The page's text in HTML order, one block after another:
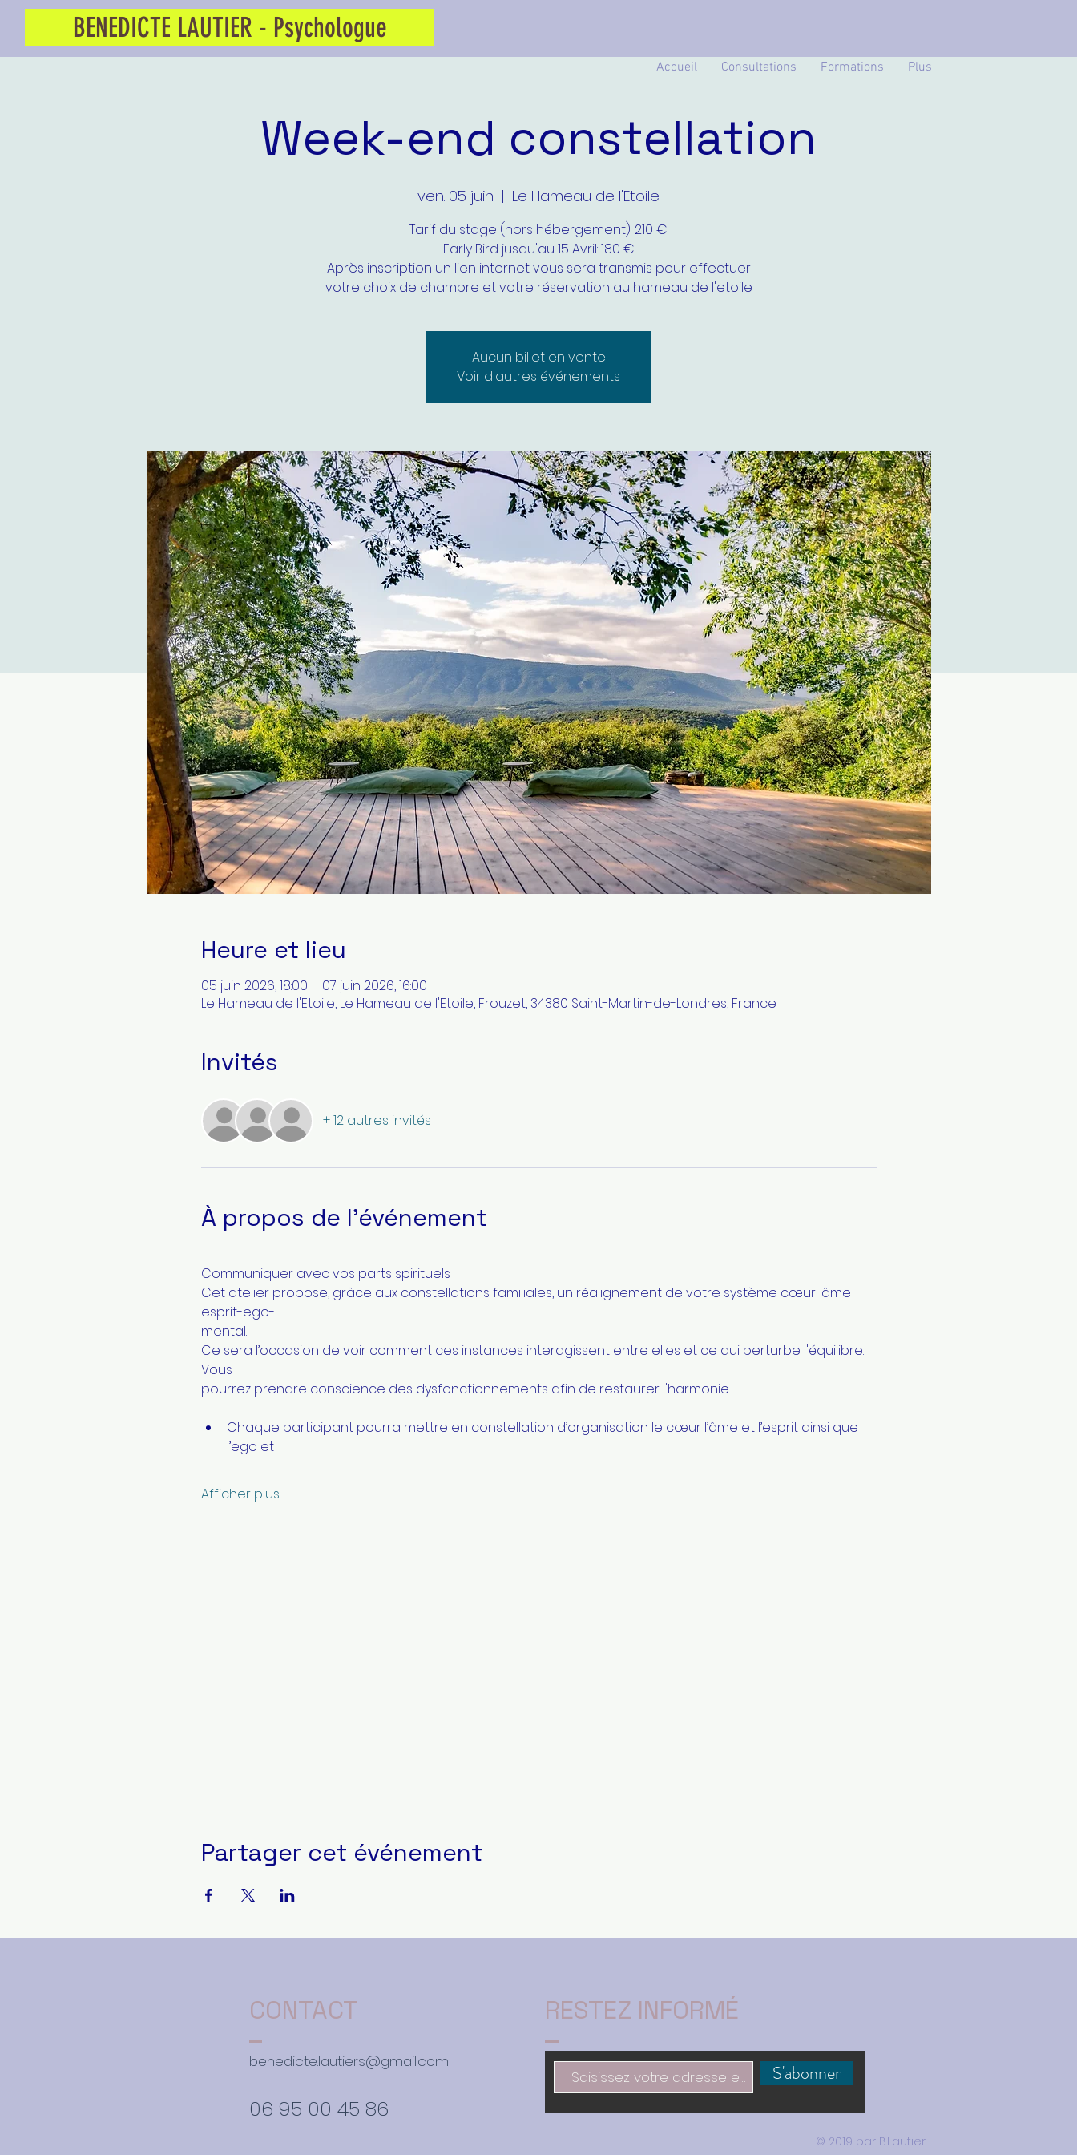
BENEDICTE LAUTIER - Psychologue
Accueil Consultations Formations Plus
Week-end constellation
ven. 05 juin
  |
Le Hameau de l'Etoile
Tarif du stage (hors hébergement): 210 €
Early Bird jusqu'au 15 Avril: 180 €
Après inscription un lien internet vous sera transmis pour effectuer
votre choix de chambre et votre réservation au hameau de l'etoile
Aucun billet en vente
Voir d'autres événements
Heure et lieu
05 juin 2026, 18:00 – 07 juin 2026, 16:00
Le Hameau de l'Etoile, Le Hameau de l'Etoile, Frouzet, 34380 Saint-Martin-de-Londres, France
Invités
+ 12 autres invités
À propos de l'événement
Communiquer avec vos parts spirituels
Cet atelier propose, grâce aux constellations familiales, un réalignement de votre système cœur-âme-
esprit-ego-
mental.
Ce sera l’occasion de voir comment ces instances interagissent entre elles et ce qui perturbe l'équilibre.
Vous
pourrez prendre conscience des dysfonctionnements afin de restaurer l'harmonie.
Chaque participant pourra mettre en constellation d’organisation le cœur l’âme et l’esprit ainsi que
l’ego et
Afficher plus
Partager cet événement
CONTACT
benedicte.lautiers@gmail.com
06 95 00 45 86
RESTEZ INFORMÉ
S'abonner
© 2019 par B.Lautier